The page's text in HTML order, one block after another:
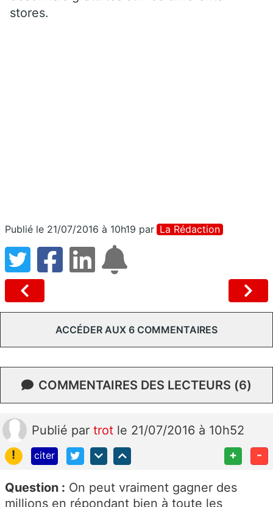
stores.
Publié le 21/07/2016 à 10h19 par La Rédaction
ACCÉDER AUX 6 COMMENTAIRES
COMMENTAIRES DES LECTEURS (6)
Publié par trot le 21/07/2016 à 10h52
!
citer + -
Question : On peut vraiment gagner des
millions en répondant bien à toute les